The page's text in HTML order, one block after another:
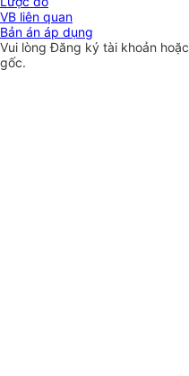
VB liên quan
Bản án áp dụng
Vui lòngĐăng ký tài khoản hoặc
gốc.